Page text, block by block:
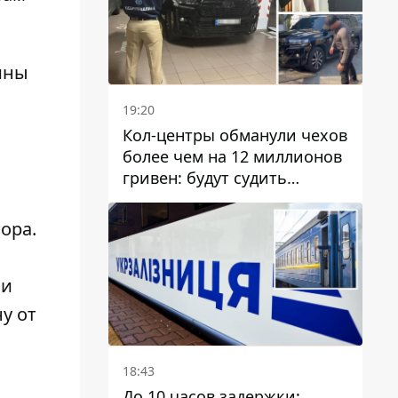
от
19:20
Кол-центры обманули чехов
более чем на 12 миллионов
гривен: будут судить
днепрянина,
организовавшего
транснациональную
преступную организацию
18:43